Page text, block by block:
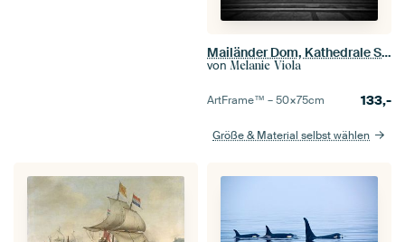
Mailänder Dom, Kathedrale Santa Maria Nascente
von Melanie Viola
ArtFrame™ –50×75cm 133,-
Größe & Material selbst wählen